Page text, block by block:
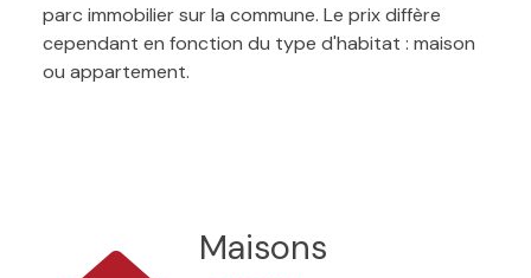
parc immobilier sur la commune. Le prix diffère
cependant en fonction du type d'habitat : maison
ou appartement.
Maisons